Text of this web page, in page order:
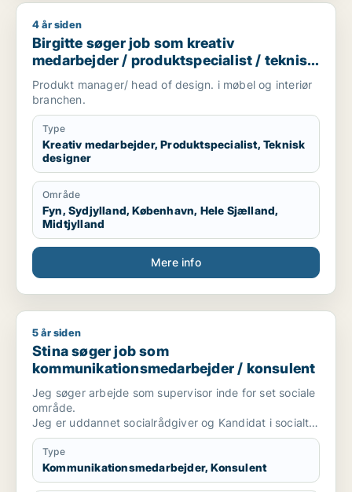
Birgitte søger job som kreativ medarbejder /
4 år siden
Birgitte søger job som kreativ
medarbejder / produktspecialist / teknisk
designer
Produkt manager/ head of design. i møbel og interiør
branchen.
Type
Kreativ medarbejder, Produktspecialist, Teknisk
designer
Område
Fyn, Sydjylland, København, Hele Sjælland,
Midtjylland
Mere info
Stina søger job som kommunikationsmedarbejder /
5 år siden
Stina søger job som
kommunikationsmedarbejder / konsulent
Jeg søger arbejde som supervisor inde for set sociale
område.
Jeg er uddannet socialrådgiver og Kandidat i socialt
arbejde, samt har et par videreuddannelser inde for
supervision og terapi.
Jeg har hele mit voksenliv haft med udsatte
børn/unge og deres familier og nærmeste voksende
Type
Kommunikationsmedarbejder, Konsulent